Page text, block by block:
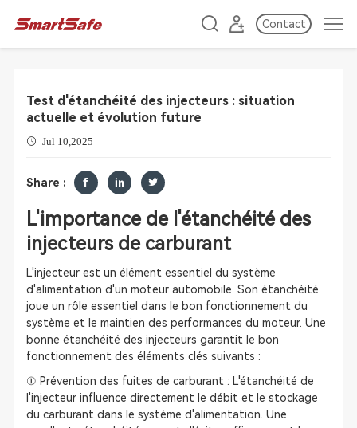
Contact
Test d'étanchéité des injecteurs : situation
actuelle et évolution future
Jul 10,2025
Share :
L'importance de l'étanchéité des
injecteurs de carburant
L'injecteur est un élément essentiel du système
d'alimentation d'un moteur automobile. Son étanchéité
joue un rôle essentiel dans le bon fonctionnement du
système et le maintien des performances du moteur. Une
bonne étanchéité des injecteurs garantit le bon
fonctionnement des éléments clés suivants :
① Prévention des fuites de carburant : L'étanchéité de
l'injecteur influence directement le débit et le stockage
du carburant dans le système d'alimentation. Une